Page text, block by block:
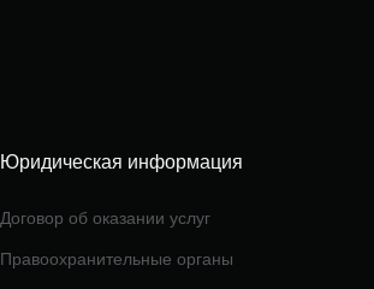
Юридическая информация
Договор об оказании услуг
Правоохранительные органы